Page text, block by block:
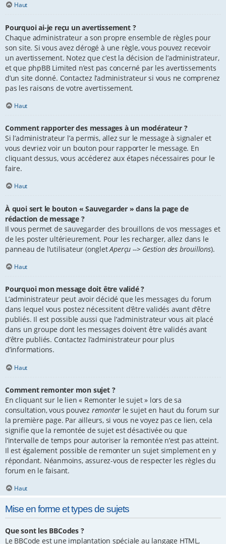
Haut
Pourquoi ai-je reçu un avertissement ?
Chaque administrateur a son propre ensemble de règles pour
son site. Si vous avez dérogé à une règle, vous pouvez recevoir
un avertissement. Notez que c’est la décision de l’administrateur,
et que phpBB Limited n’est pas concerné par les avertissements
d’un site donné. Contactez l’administrateur si vous ne comprenez
pas les raisons de votre avertissement.
Haut
Comment rapporter des messages à un modérateur ?
Si l’administrateur l’a permis, allez sur le message à signaler et
vous devriez voir un bouton pour rapporter le message. En
cliquant dessus, vous accéderez aux étapes nécessaires pour le
faire.
Haut
À quoi sert le bouton « Sauvegarder » dans la page de
rédaction de message ?
Il vous permet de sauvegarder des brouillons de vos messages et
de les poster ultérieurement. Pour les recharger, allez dans le
panneau de l’utilisateur (ongletAperçu --> Gestion des brouillons).
Haut
Pourquoi mon message doit être validé ?
L’administrateur peut avoir décidé que les messages du forum
dans lequel vous postez nécessitent d’être validés avant d’être
publiés. Il est possible aussi que l’administrateur vous ait placé
dans un groupe dont les messages doivent être validés avant
d’être publiés. Contactez l’administrateur pour plus
d’informations.
Haut
Comment remonter mon sujet ?
En cliquant sur le lien « Remonter le sujet » lors de sa
consultation, vous pouvez remonter le sujet en haut du forum sur
la première page. Par ailleurs, si vous ne voyez pas ce lien, cela
signifie que la remontée de sujet est désactivée ou que
l’intervalle de temps pour autoriser la remontée n’est pas atteint.
Il est également possible de remonter un sujet simplement en y
répondant. Néanmoins, assurez-vous de respecter les règles du
forum en le faisant.
Haut
Mise en forme et types de sujets
Que sont les BBCodes ?
Le BBCode est une implantation spéciale au langage HTML,